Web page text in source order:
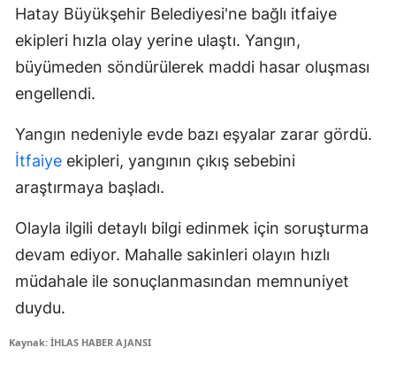
Hatay Büyükşehir Belediyesi'ne bağlı itfaiye
ekipleri hızla olay yerine ulaştı. Yangın,
büyümeden söndürülerek maddi hasar oluşması
engellendi.
Yangın nedeniyle evde bazı eşyalar zarar gördü.
İtfaiye ekipleri, yangının çıkış sebebini
araştırmaya başladı.
Olayla ilgili detaylı bilgi edinmek için soruşturma
devam ediyor. Mahalle sakinleri olayın hızlı
müdahale ile sonuçlanmasından memnuniyet
duydu.
Kaynak: İHLAS HABER AJANSI